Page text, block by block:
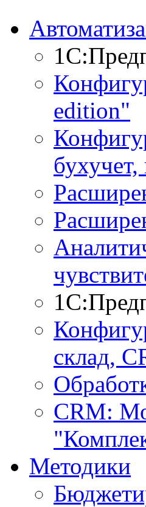
edition"
склад,
CRM:
Методики